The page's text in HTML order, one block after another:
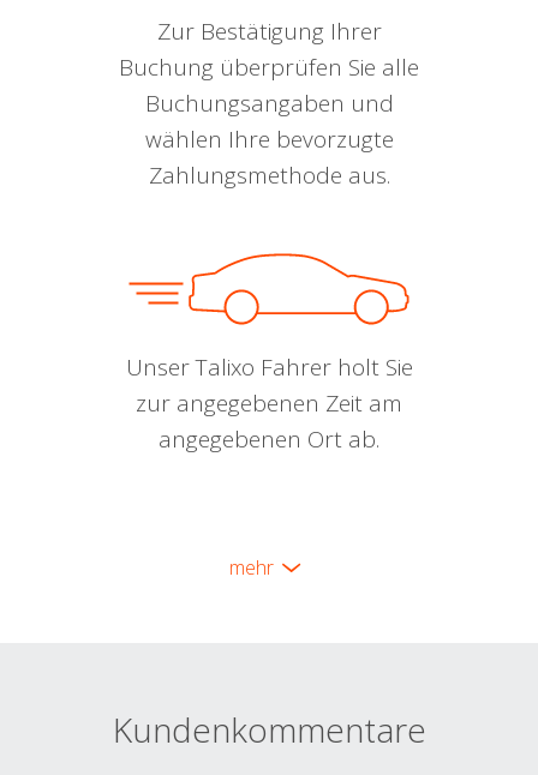
Zur Bestätigung Ihrer
Buchung überprüfen Sie alle
Buchungsangaben und
wählen Ihre bevorzugte
Zahlungsmethode aus.
Unser Talixo Fahrer holt Sie
zur angegebenen Zeit am
angegebenen Ort ab.
mehr
Kundenkommentare